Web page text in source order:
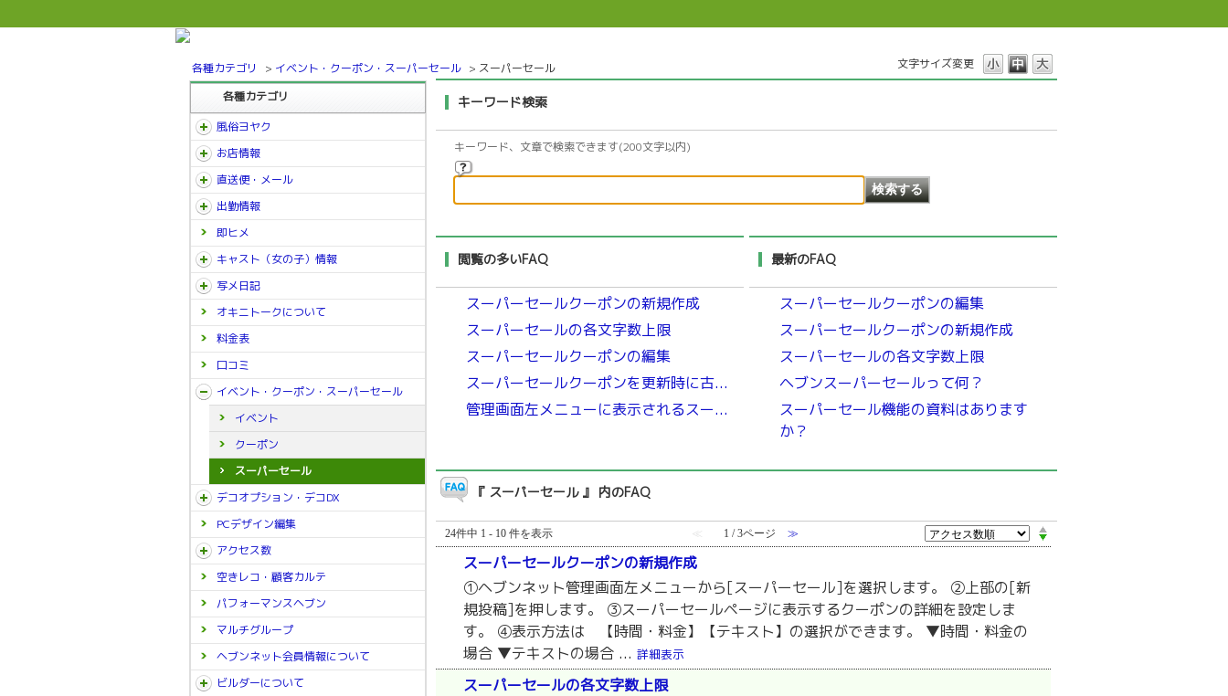
文字サイズ変更
各種カテゴリ > イベント・クーポン・スーパーセール > スーパーセール
各種カテゴリ
風俗ヨヤク
お店情報
直送便・メール
出勤情報
即ヒメ
キャスト（女の子）情報
写メ日記
オキニトークについて
料金表
口コミ
イベント・クーポン・スーパーセール
イベント
クーポン
スーパーセール
デコオプション・デコDX
PCデザイン編集
アクセス数
空きレコ・顧客カルテ
パフォーマンスヘブン
マルチグループ
ヘブンネット会員情報について
ビルダーについて
キーワード検索
キーワード、文章で検索できます(200文字以内)
閲覧の多いFAQ
スーパーセールクーポンの新規作成
スーパーセールの各文字数上限
スーパーセールクーポンの編集
スーパーセールクーポンを更新時に古...
管理画面左メニューに表示されるスー...
最新のFAQ
スーパーセールクーポンの編集
スーパーセールクーポンの新規作成
スーパーセールの各文字数上限
ヘブンスーパーセールって何？
スーパーセール機能の資料はあります
か？
『 スーパーセール 』 内のFAQ
24件中 1 - 10 件を表示 ≪ 1 / 3ページ ≫
スーパーセールクーポンの新規作成
①ヘブンネット管理画面左メニューから[スーパーセール]を選択します。 ②上部の[新
規投稿]を押します。 ③スーパーセールページに表示するクーポンの詳細を設定しま
す。 ④表示方法は 【時間・料金】【テキスト】の選択ができます。 ▼時間・料金の
場合 ▼テキストの場合 ... 詳細表示
スーパーセールの各文字数上限